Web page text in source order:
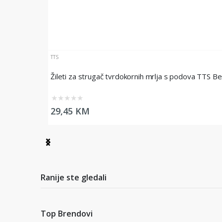
TTS
Žileti za strugač tvrdokornih mrlja s podova TTS
★ ★ ★ ★ ★
29,45 KM
Item
6
Ranije ste gledali
Top Brendovi